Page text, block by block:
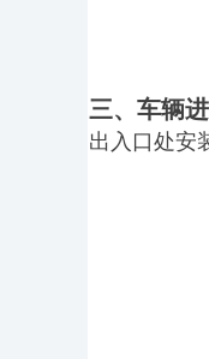
三、车辆
出入口处安